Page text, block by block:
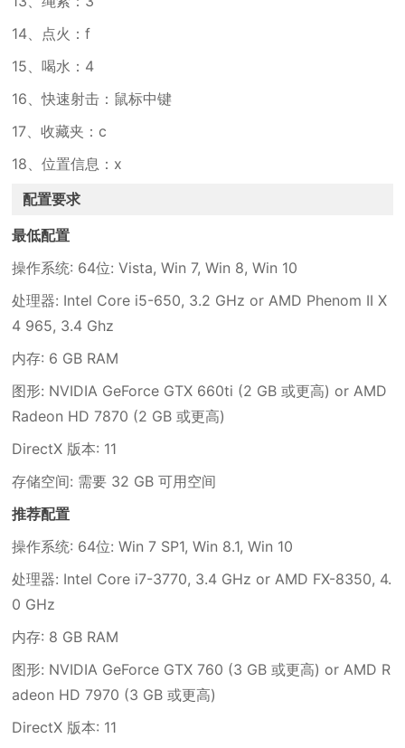
14、点火：f
15、喝水：4
16、快速射击：鼠标中键
17、收藏夹：c
18、位置信息：x
配置要求
最低配置
操作系统: 64位: Vista, Win 7, Win 8, Win 10
处理器: Intel Core i5-650, 3.2 GHz or AMD Phenom II X
4 965, 3.4 Ghz
内存: 6 GB RAM
图形: NVIDIA GeForce GTX 660ti (2 GB 或更高) or AMD
Radeon HD 7870 (2 GB 或更高)
DirectX 版本: 11
存储空间: 需要 32 GB 可用空间
推荐配置
操作系统: 64位: Win 7 SP1, Win 8.1, Win 10
处理器: Intel Core i7-3770, 3.4 GHz or AMD FX-8350, 4.
0 GHz
内存: 8 GB RAM
图形: NVIDIA GeForce GTX 760 (3 GB 或更高) or AMD R
adeon HD 7970 (3 GB 或更高)
DirectX 版本: 11